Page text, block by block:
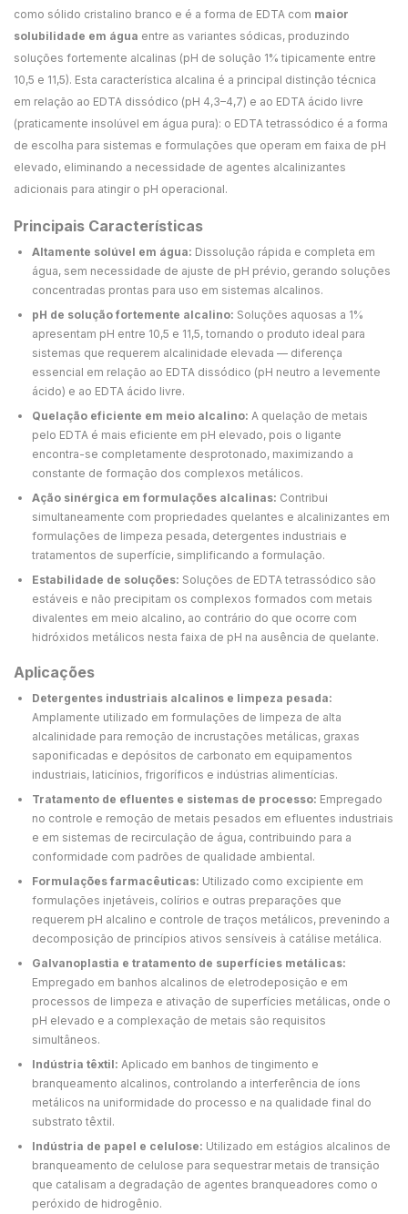
como sólido cristalino branco e é a forma de EDTA com maior
solubilidade em água entre as variantes sódicas, produzindo
soluções fortemente alcalinas (pH de solução 1% tipicamente entre
10,5 e 11,5). Esta característica alcalina é a principal distinção técnica
em relação ao EDTA dissódico (pH 4,3–4,7) e ao EDTA ácido livre
(praticamente insolúvel em água pura): o EDTA tetrassódico é a forma
de escolha para sistemas e formulações que operam em faixa de pH
elevado, eliminando a necessidade de agentes alcalinizantes
adicionais para atingir o pH operacional.
Principais Características
Altamente solúvel em água: Dissolução rápida e completa em
água, sem necessidade de ajuste de pH prévio, gerando soluções
concentradas prontas para uso em sistemas alcalinos.
pH de solução fortemente alcalino: Soluções aquosas a 1%
apresentam pH entre 10,5 e 11,5, tornando o produto ideal para
sistemas que requerem alcalinidade elevada — diferença
essencial em relação ao EDTA dissódico (pH neutro a levemente
ácido) e ao EDTA ácido livre.
Quelação eficiente em meio alcalino: A quelação de metais
pelo EDTA é mais eficiente em pH elevado, pois o ligante
encontra-se completamente desprotonado, maximizando a
constante de formação dos complexos metálicos.
Ação sinérgica em formulações alcalinas: Contribui
simultaneamente com propriedades quelantes e alcalinizantes em
formulações de limpeza pesada, detergentes industriais e
tratamentos de superfície, simplificando a formulação.
Estabilidade de soluções: Soluções de EDTA tetrassódico são
estáveis e não precipitam os complexos formados com metais
divalentes em meio alcalino, ao contrário do que ocorre com
hidróxidos metálicos nesta faixa de pH na ausência de quelante.
Aplicações
Detergentes industriais alcalinos e limpeza pesada:
Amplamente utilizado em formulações de limpeza de alta
alcalinidade para remoção de incrustações metálicas, graxas
saponificadas e depósitos de carbonato em equipamentos
industriais, laticínios, frigoríficos e indústrias alimentícias.
Tratamento de efluentes e sistemas de processo: Empregado
no controle e remoção de metais pesados em efluentes industriais
e em sistemas de recirculação de água, contribuindo para a
conformidade com padrões de qualidade ambiental.
Formulações farmacêuticas: Utilizado como excipiente em
formulações injetáveis, colírios e outras preparações que
requerem pH alcalino e controle de traços metálicos, prevenindo a
decomposição de princípios ativos sensíveis à catálise metálica.
Galvanoplastia e tratamento de superfícies metálicas:
Empregado em banhos alcalinos de eletrodeposição e em
processos de limpeza e ativação de superfícies metálicas, onde o
pH elevado e a complexação de metais são requisitos
simultâneos.
Indústria têxtil: Aplicado em banhos de tingimento e
branqueamento alcalinos, controlando a interferência de íons
metálicos na uniformidade do processo e na qualidade final do
substrato têxtil.
Indústria de papel e celulose: Utilizado em estágios alcalinos de
branqueamento de celulose para sequestrar metais de transição
que catalisam a degradação de agentes branqueadores como o
peróxido de hidrogênio.